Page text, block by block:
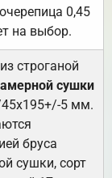
0,45
на выбор.
строганой
сушки
5 мм.
бруса
сушки, сорт